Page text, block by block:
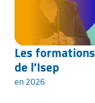
Les formations
de l'Isep
en 2026